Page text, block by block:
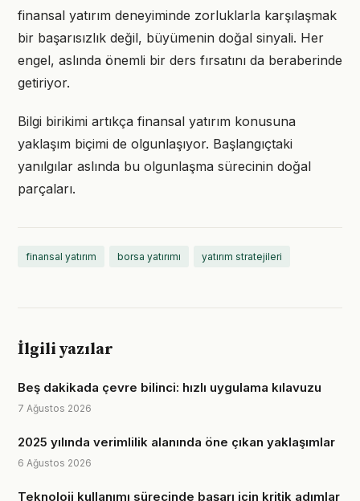
finansal yatırım deneyiminde zorluklarla karşılaşmak
bir başarısızlık değil, büyümenin doğal sinyali. Her
engel, aslında önemli bir ders fırsatını da beraberinde
getiriyor.
Bilgi birikimi artıkça finansal yatırım konusuna
yaklaşım biçimi de olgunlaşıyor. Başlangıçtaki
yanılgılar aslında bu olgunlaşma sürecinin doğal
parçaları.
finansal yatırım borsa yatırımı yatırım stratejileri
İlgili yazılar
Beş dakikada çevre bilinci: hızlı uygulama kılavuzu
7 Ağustos 2026
2025 yılında verimlilik alanında öne çıkan yaklaşımlar
6 Ağustos 2026
Teknoloji kullanımı sürecinde başarı için kritik adımlar